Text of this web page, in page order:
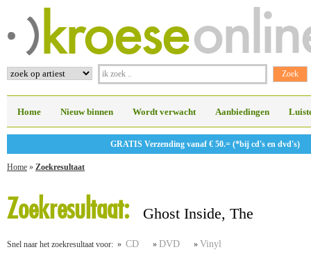
Home Nieuw binnen Wordt verwacht Aanbiedingen
GRATIS Verzending vanaf € 50.= (*bij cd's en dvd's)
Home » Zoekresultaat
Zoekresultaat: Ghost Inside, The
Snel naar het zoekresultaat voor: » CD » DVD » Vinyl